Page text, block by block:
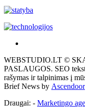
tai
žemės
ploto
matavimo
Pagrindinis
WEBSTUDIO.LT ©
PASLAUGOS. SEO
rašymas ir talpinimas į
Brief News by Ascendoor
Draugai: - Marketingo